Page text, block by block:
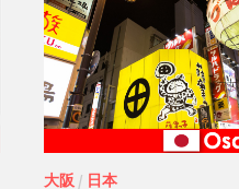
大阪 / 日本